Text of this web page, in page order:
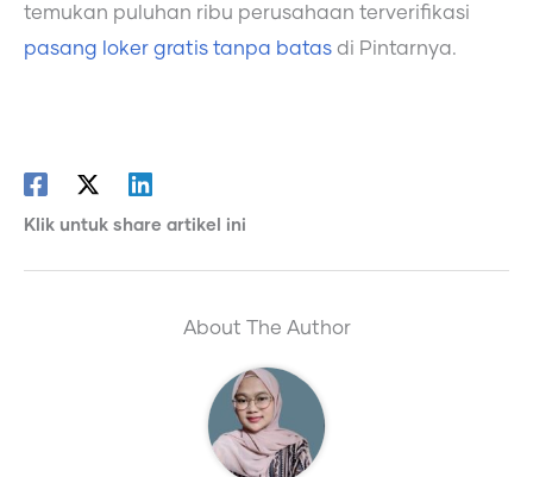
temukan puluhan ribu perusahaan terverifikasi
pasang loker gratis tanpa batas di Pintarnya.
Klik untuk share artikel ini
About The Author